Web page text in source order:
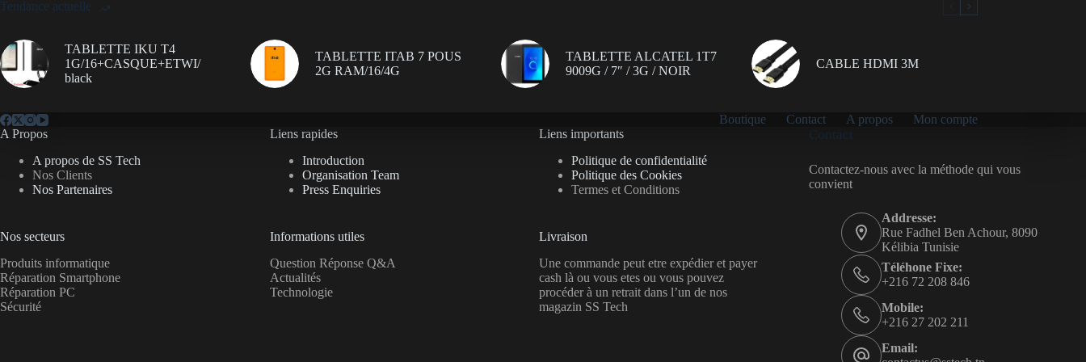
Tendance actuelle
TABLETTE IKU T4
1G/16+CASQUE+ETWI/
black
TABLETTE ITAB 7 POUS
2G RAM/16/4G
TABLETTE ALCATEL 1T7
9009G / 7″ / 3G / NOIR
CABLE HDMI 3M
Boutique Contact A propos
Mon compte
A Propos
A propos de SS Tech
Nos Clients
Nos Partenaires
Nos secteurs
Produits informatique
Réparation Smartphone
Réparation PC
Sécurité
Liens rapides
Introduction
Organisation Team
Press Enquiries
Informations utiles
Question Réponse Q&A
Actualités
Technologie
Liens importants
Politique de confidentialité
Politique des Cookies
Termes et Conditions
Livraison
Une commande peut etre expédier et payer
cash là ou vous etes ou vous pouvez
procéder à un retrait dans l’un de nos
magazin SS Tech
Contact
Contactez-nous avec la méthode qui vous
convient
Addresse:
Rue Fadhel Ben Achour, 8090
Kélibia Tunisie
Téléhone Fixe:
+216 72 208 846
Mobile:
+216 27 202 211
Email: